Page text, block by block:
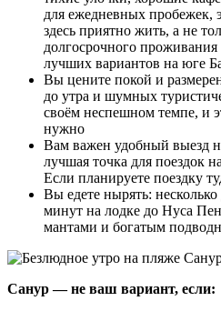
для ежедневных пробежек,
здесь приятно жить, а не
долгосрочного
лучших вариантов на юге
Вы цените покой и
до утра и шумных
своём неспешном темпе, и
нужно
Вам важен удобный выезд
лучшая точка для поездок
Если планируете поездку
Вы едете нырять:
минут на лодке до Нуса
мантами и богатым
Санур — не ваш вариант, если: